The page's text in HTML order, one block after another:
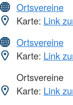
Ortsvereine
Karte: Link
Ortsvereine
Karte: Link
Ortsvereine
Karte: Link